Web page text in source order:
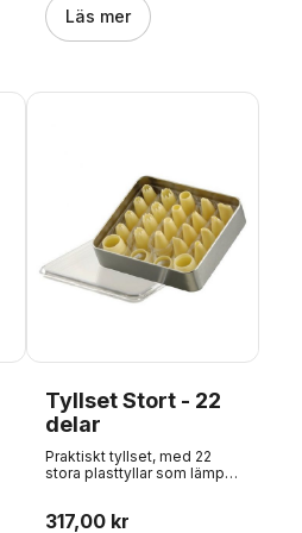
Läs mer
Tyllset Stort - 22
delar
Praktiskt tyllset, med 22
stora plasttyllar som lämpar
innehåller tyllar med stora
317,00 kr